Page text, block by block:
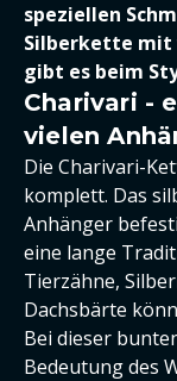
speziellen
Silberkette mit
gibt es beim
Charivari -
vielen
Die Charivari-
komplett. Das
Anhänger
eine lange
Tierzähne,
Dachsbärte
Bei dieser
Bedeutung des